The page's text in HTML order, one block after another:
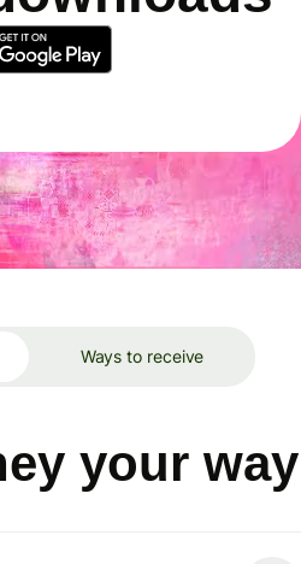
Ways to receive
your way